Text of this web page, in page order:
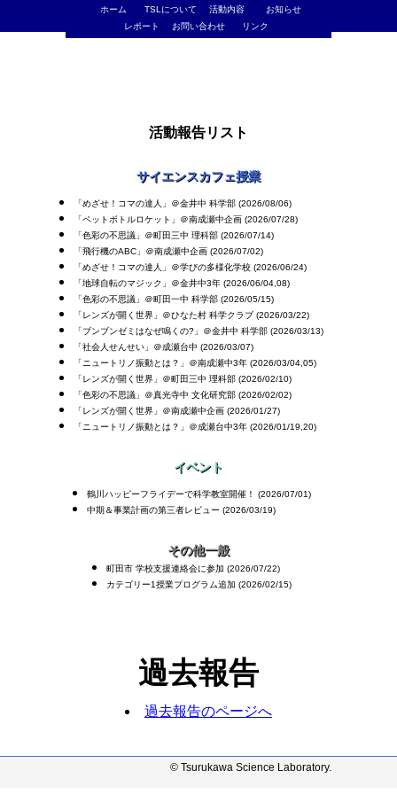
ホーム TSLについて 活動内容
お知らせ
レポート
お問い合わせ リンク
活動報告リスト
サイエンスカフェ授業
「めざせ！コマの達人」＠金井中 科学部 (2026/08/06)
「ペットボトルロケット」＠南成瀬中企画 (2026/07/28)
「色彩の不思議」＠町田三中 理科部 (2026/07/14)
「飛行機のABC」＠南成瀬中企画 (2026/07/02)
「めざせ！コマの達人」＠学びの多様化学校 (2026/06/24)
「地球自転のマジック」＠金井中3年 (2026/06/04,08)
「色彩の不思議」＠町田一中 科学部 (2026/05/15)
「レンズが開く世界」＠ひなた村 科学クラブ (2026/03/22)
「ブンブンゼミはなぜ鳴くの?」＠金井中 科学部 (2026/03/13)
「社会人せんせい」＠成瀬台中 (2026/03/07)
「ニュートリノ振動とは？」＠南成瀬中3年 (2026/03/04,05)
「レンズが開く世界」＠町田三中 理科部 (2026/02/10)
「色彩の不思議」＠真光寺中 文化研究部 (2026/02/02)
「レンズが開く世界」＠南成瀬中企画 (2026/01/27)
「ニュートリノ振動とは？」＠成瀬台中3年 (2026/01/19,20)
イベント
鶴川ハッピーフライデーで科学教室開催！ (2026/07/01)
中期＆事業計画の第三者レビュー (2026/03/19)
その他一般
町田市 学校支援連絡会に参加 (2026/07/22)
カテゴリー1授業プログラム追加 (2026/02/15)
過去報告
過去報告のページへ
© Tsurukawa Science Laboratory.